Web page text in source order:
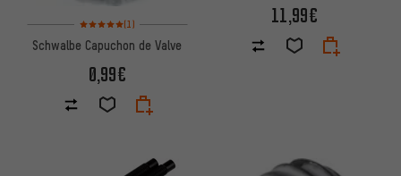
Note moyenne : 5 sur 5 d'après 1 avis
(1)
Schwalbe Capuchon de Valve
0,99€
11,99€